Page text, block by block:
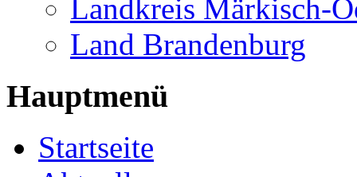
Landkreis Märkisch-
Land Brandenburg
Hauptmenü
Startseite